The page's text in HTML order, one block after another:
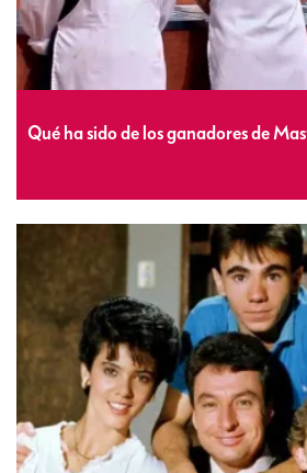
Qué ha sido de los ganadores de